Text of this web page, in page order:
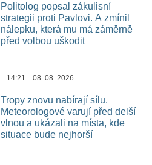
Politolog popsal zákulisní
strategii proti Pavlovi. A zmínil
nálepku, která mu má záměrně
před volbou uškodit
14:21 08. 08. 2026
Tropy znovu nabírají sílu.
Meteorologové varují před delší
vlnou a ukázali na místa, kde
situace bude nejhorší